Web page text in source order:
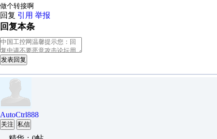
做个转接啊
回复 引用 举报
回复本条
发表回复
AutoCtrl888
关注 私信